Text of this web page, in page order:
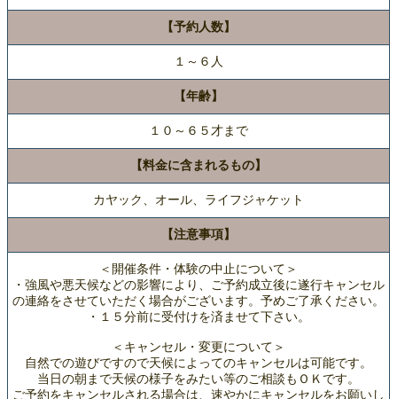
【予約人数】
１～６人
【年齢】
１０～６５才まで
【料金に含まれるもの】
カヤック、オール、ライフジャケット
【注意事項】
＜開催条件・体験の中止について＞
・強風や悪天候などの影響により、ご予約成立後に遂行キャンセル
の連絡をさせていただく場合がございます。予めご了承ください。
・１５分前に受付けを済ませて下さい。
＜キャンセル・変更について＞
自然での遊びですので天候によってのキャンセルは可能です。
当日の朝まで天候の様子をみたい等のご相談もＯＫです。
ご予約をキャンセルされる場合は、速やかにキャンセルをお願いし